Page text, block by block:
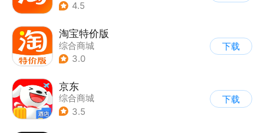
4.5
淘宝特价版
综合商城
3.0
下载
京东
综合商城
3.5
下载